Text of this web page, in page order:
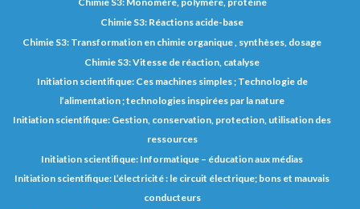
Chimie S3: Réactions acide-base
Chimie S3: Transformation en chimie organique , synthèses, dosage
Chimie S3: Vitesse de réaction, catalyse
Initiation scientifique: Ces machines simples ; Technologie de
l’alimentation ; technologies inspirées par la nature
Initiation scientifique: Gestion, conservation, protection, utilisation des
ressources
Initiation scientifique: Informatique – éducation aux médias
Initiation scientifique: L’électricité : le circuit électrique; bons et mauvais
conducteurs